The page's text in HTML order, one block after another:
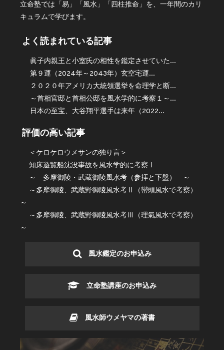
立命塾では「易」「風水」「四柱推命」を、一年間のカリ
キュラムで学びます。
よく読まれている記事
眞子内親王と小室氏の相性を鑑定させていた...
第９運（2024年～2043年）玄空宅運...
２０２０年アメリカ大統領選挙を命理学と断...
～首相官邸と首相公邸を風水学的に考察１～...
日本の至宝、大谷翔平選手は来年（2022...
評価の高い記事
＜ケロケロウメサンの独り言＞
知床遊覧船沈没事故を風水学的に考察Ⅰ
～ 多摩御陵・武蔵御陵風水考（参拝と下盤） ～
～多摩御陵、武蔵野御陵風水考Ⅱ（巒頭風水で考察）
～
～多摩御陵、武蔵野御陵風水考Ⅲ（理氣風水で考察）
～
風水鑑定のお申込み
立命塾講座のお申込み
風水師ウメヤマの著書